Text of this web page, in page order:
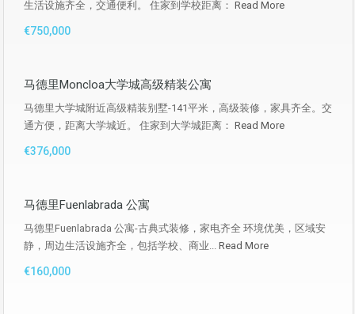
生活设施齐全，交通便利。 住家到学校距离： Read More
€750,000
马德里Moncloa大学城高级精装公寓
马德里大学城附近高级精装别墅-141平米，高级装修，家具齐全。交
通方便，距离大学城近。 住家到大学城距离： Read More
€376,000
马德里Fuenlabrada 公寓
马德里Fuenlabrada 公寓-古典式装修，家电齐全 环境优美，区域安
静，周边生活设施齐全，包括学校、商业... Read More
€160,000